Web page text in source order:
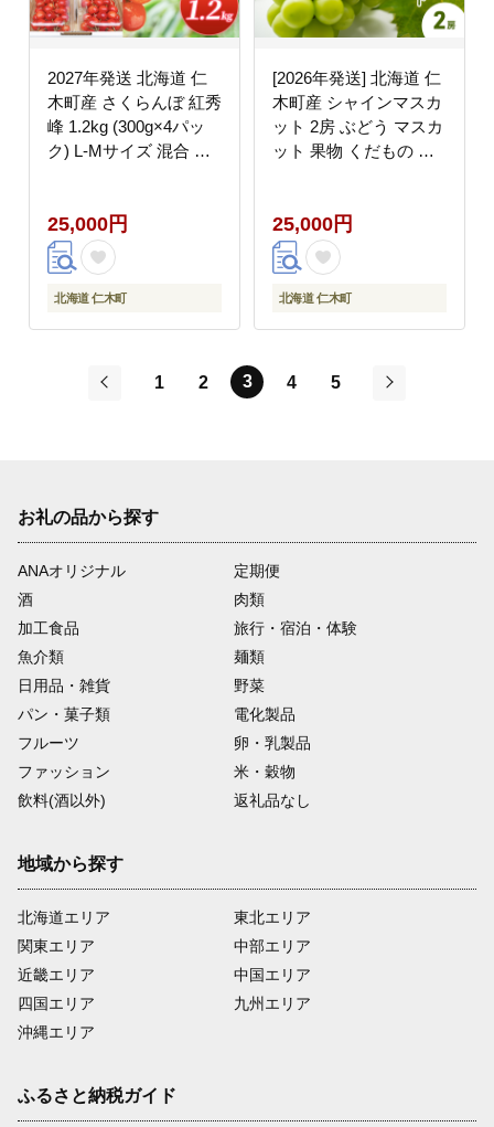
2027年発送 北海道 仁
木町産 さくらんぼ 紅秀
峰 1.2kg (300g×4パッ
ク) L-Mサイズ 混合 旬
果物 果物類 仁木町 仁
木 [松山商店]
25,000円
北海道 仁木町
[2026年発送] 北海道 仁
木町産 シャインマスカ
ット 2房 ぶどう マスカ
ット 果物 くだもの フ
25,000円
北海道 仁木町
1 2 3 4
5
お礼の品から探す
ANAオリジナル
定期便
酒
肉類
加工食品
旅行・宿泊・体験
魚介類
麺類
日用品・雑貨
野菜
パン・菓子類
電化製品
フルーツ
卵・乳製品
ファッション
米・穀物
飲料(酒以外)
返礼品なし
地域から探す
北海道エリア
関東エリア
近畿エリア
四国エリア
沖縄エリア
東北エリア
中部エリア
中国エリア
九州エリア
ふるさと納税ガイド